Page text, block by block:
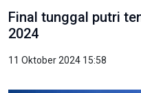
Final tunggal putri
2024
11 Oktober 2024 15:58